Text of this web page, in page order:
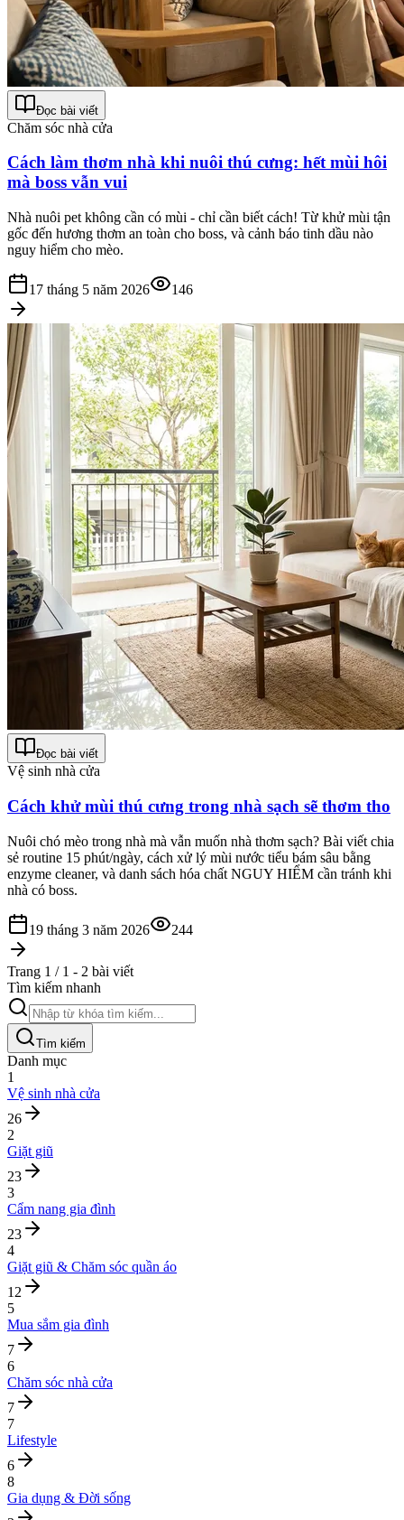
Đọc bài viết
Chăm sóc nhà cửa
Cách làm thơm nhà khi nuôi thú cưng: hết mùi hôi
mà boss vẫn vui
Nhà nuôi pet không cần có mùi - chỉ cần biết cách! Từ khử mùi tận
gốc đến hương thơm an toàn cho boss, và cảnh báo tinh dầu nào
nguy hiểm cho mèo.
17 tháng 5 năm 2026 146
Đọc bài viết
Vệ sinh nhà cửa
Cách khử mùi thú cưng trong nhà sạch sẽ thơm tho
Nuôi chó mèo trong nhà mà vẫn muốn nhà thơm sạch? Bài viết chia
sẻ routine 15 phút/ngày, cách xử lý mùi nước tiểu bám sâu bằng
enzyme cleaner, và danh sách hóa chất NGUY HIỂM cần tránh khi
nhà có boss.
19 tháng 3 năm 2026 244
Trang 1 / 1 - 2 bài viết
Tìm kiếm nhanh
Tìm kiếm
Danh mục
1
Vệ sinh nhà cửa
26
2
Giặt giũ
23
3
Cẩm nang gia đình
23
4
Giặt giũ & Chăm sóc quần áo
12
5
Mua sắm gia đình
7
6
Chăm sóc nhà cửa
7
7
Lifestyle
6
8
Gia dụng & Đời sống